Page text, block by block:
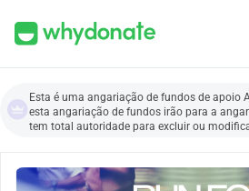
Esta é uma angariação de fundos de apoio
esta angariação de fundos irão para a
tem total autoridade para excluir ou